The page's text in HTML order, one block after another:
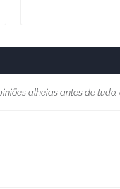
alheias antes de